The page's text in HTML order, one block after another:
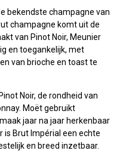
bekendste champagne van
champagne komt uit de
van Pinot Noir, Meunier
en toegankelijk, met
van brioche en toast te
Noir, de rondheid van
Moët gebruikt
jaar na jaar herkenbaar
is Brut Impérial een echte
en breed inzetbaar.